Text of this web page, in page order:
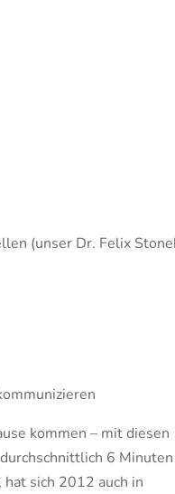
(unser Dr. Felix
kommen – mit diesen
6
sich 2012 auch in